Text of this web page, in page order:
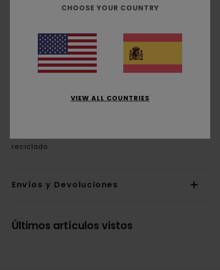
Tres ranuras para tarjetas y un bolsillo para
Otras características: cierre principal con
cierre autoadherente
Medidas cerrada:
9 [L] x 12 [A] cm
Logo del árbol serigrafiado en la parte
Compatible con el DNI francés
reciclado
Envíos y Devoluciones
Últimos artículos vistos
CHOOSE YOUR COUNTRY
VIEW ALL COUNTRIES